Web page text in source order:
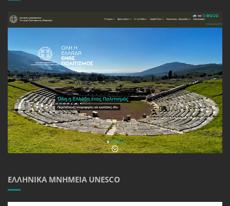
ΕΛΛΗΝΙΚΆ ΜΝΗΜΕΊΑ UNESCO